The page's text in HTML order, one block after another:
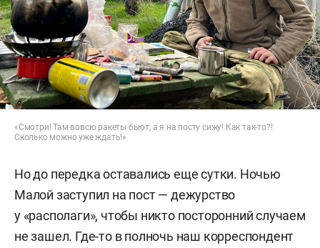
«Смотри! Там вовсю ракеты бьют, а я на посту сижу! Как так-то?!
Сколько можно уже ждать!»
Но до передка оставались еще сутки. Ночью
Малой заступил на пост — дежурство
у «располаги», чтобы никто посторонний случаем
не зашел. Где-то в полночь наш корреспондент